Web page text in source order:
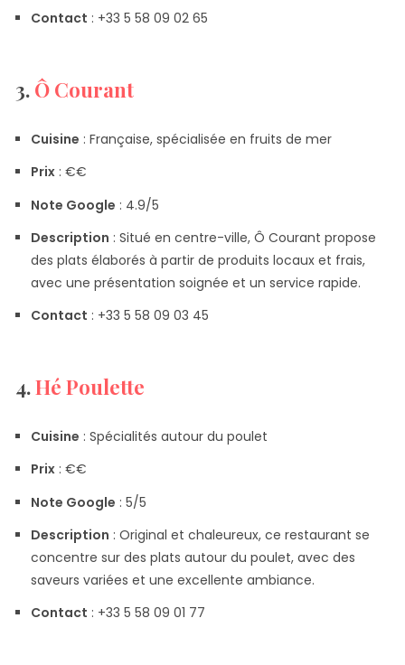
Contact : +33 5 58 09 02 65
3. Ô Courant
Cuisine : Française, spécialisée en fruits de mer
Prix ​​: €€
Note Google : 4.9/5
Description : Situé en centre-ville, Ô Courant propose
des plats élaborés à partir de produits locaux et frais,
avec une présentation soignée et un service rapide.
Contact : +33 5 58 09 03 45
4.Hé Poulette
Cuisine : Spécialités autour du poulet
Prix ​​: €€
Note Google : 5/5
Description : Original et chaleureux, ce restaurant se
concentre sur des plats autour du poulet, avec des
saveurs variées et une excellente ambiance.
Contact : +33 5 58 09 01 77